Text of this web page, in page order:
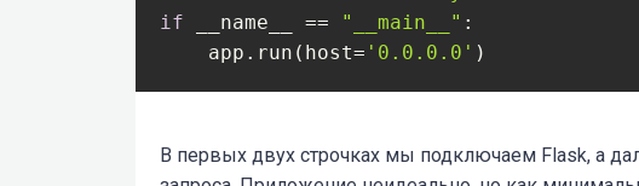
if __name__ == "__main__" :
    app.run(host=
'0.0.0.0'
В первых двух строчках мы подключаем Flask, а